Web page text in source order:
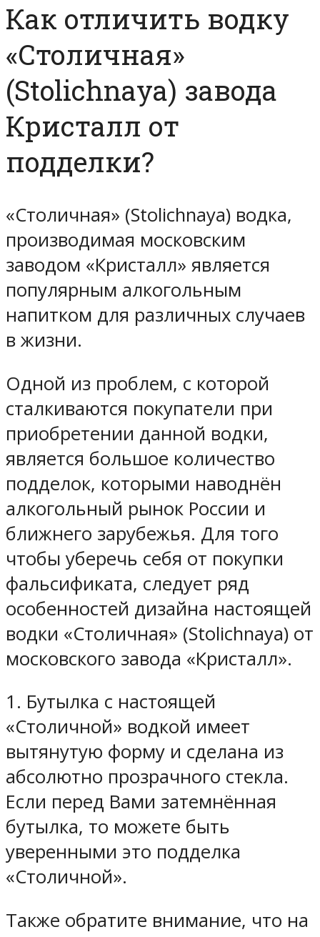
Как отличить водку
«Столичная»
(Stolichnaya) завода
Кристалл от
подделки?
«Столичная» (Stolichnaya) водка,
производимая московским
заводом «Кристалл» является
популярным алкогольным
напитком для различных случаев
в жизни.
Одной из проблем, с которой
сталкиваются покупатели при
приобретении данной водки,
является большое количество
подделок, которыми наводнён
алкогольный рынок России и
ближнего зарубежья. Для того
чтобы уберечь себя от покупки
фальсификата, следует ряд
особенностей дизайна настоящей
водки «Столичная» (Stolichnaya) от
московского завода «Кристалл».
1. Бутылка с настоящей
«Столичной» водкой имеет
вытянутую форму и сделана из
абсолютно прозрачного стекла.
Если перед Вами затемнённая
бутылка, то можете быть
уверенными это подделка
«Столичной».
Также обратите внимание, что на